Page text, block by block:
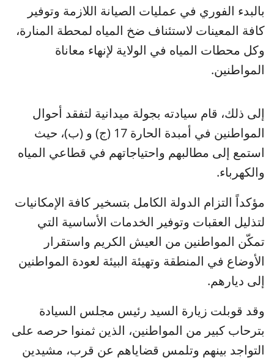
بالبدء الفوري في عمليات الصيانة اللازمة وتوفير
كافة المعينات لاستئناف ضخ المياه لمحطة المنارة،
وكل محطات المياه في الولاية لإنهاء معاناة
المواطنين.
إلى ذلك، قام سيادته بجولة ميدانية لتفقد أحوال
المواطنين في أمبدة الحارة 17 (ج) و (ب)، حيث
استمع إلى مطالبهم واحتياجاتهم في قطاعي المياه
والكهرباء.
مؤكداً التزام الدولة الكامل بتسخير كافة الإمكانيات
لتذليل العقبات وتوفير الخدمات الأساسية التي
تمكّن المواطنين من العيش الكريم واستقرار
الأوضاع في المنطقة وتهيئة البيئة لعودة المواطنين
إلى ديارهم.
​وقد قوبلت زيارة السيد رئيس مجلس السيادة
بترحاب كبير من المواطنين، الذين ثمنوا حرصه على
التواجد بينهم وتلمس قضاياهم عن قرب، مشيدين